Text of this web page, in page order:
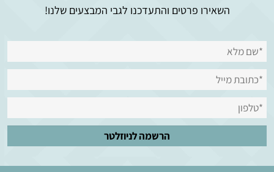
השאירו פרטים והתעדכנו לגבי המבצעים שלנו!